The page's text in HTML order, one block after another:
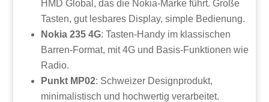
HMD Global, das die Nokia-Marke führt. Große
Tasten, gut lesbares Display, simple Bedienung.
Nokia 235 4G: Tasten-Handy im klassischen
Barren-Format, mit 4G und Basis-Funktionen wie
Radio.
Punkt MP02: Schweizer Designprodukt,
minimalistisch und hochwertig verarbeitet.